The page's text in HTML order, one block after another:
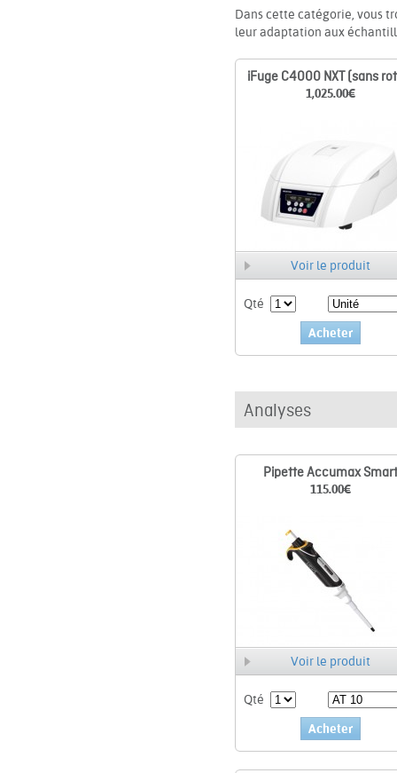
Dans cette catégorie, vous
leur adaptation aux
iFuge C4000 NXT (sans
1,025.00€
Voir le produit
Qté
Acheter
Analyses
Pipette Accumax Smart
115.00€
Voir le produit
Qté
Acheter